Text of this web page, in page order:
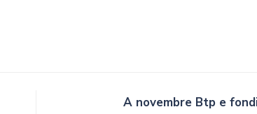
A novembre Btp e